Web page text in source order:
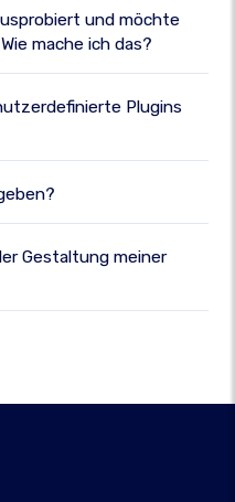
und möchte
mache ich das?
Plugins
Gestaltung meiner